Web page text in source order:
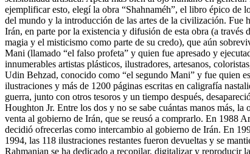
ejemplificar esto, elegí la obra “Shahnaméh”, el libro épico de
del mundo y la introducción de las artes de la civilización. Fue
Irán, en parte por la existencia y difusión de esta obra (a
magia y el misticismo como parte de su credo), que aún
Mani (llamado “el falso profeta” y quien fue apresado y
innumerables artistas plásticos, ilustradores, artesanos,
Udin Behzad, conocido como “el segundo Mani” y fue quien
ilustraciones y más de 1200 páginas escritas en caligrafía
guerra, junto con otros tesoros y un tiempo después,
Houghton Jr. Entre los dos y no se sabe cuántas manos más,
venta al gobierno de Irán, que se reusó a comprarlo. En 1988
decidió ofrecerlas como intercambio al gobierno de Irán. En
1994, las 118 ilustraciones restantes fueron devueltas y se
Rahmanian se ha dedicado a recopilar, digitalizar y reproducir